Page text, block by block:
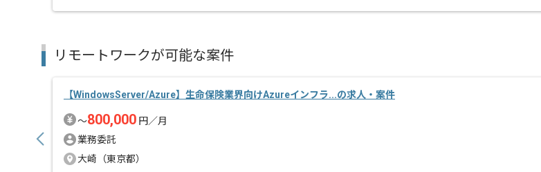
リモートワークが可能な案件
【WindowsServer/Azure】生命保険業界向けAzureインフラ...の求人・案件
〜800,000 円／月
業務委託
大崎（東京都）